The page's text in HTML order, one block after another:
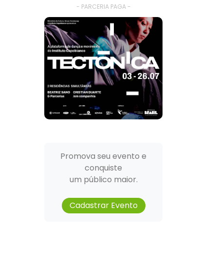
- PARCERIA PAGA -
Promova seu evento e
conquiste
um público maior.
Cadastrar Evento